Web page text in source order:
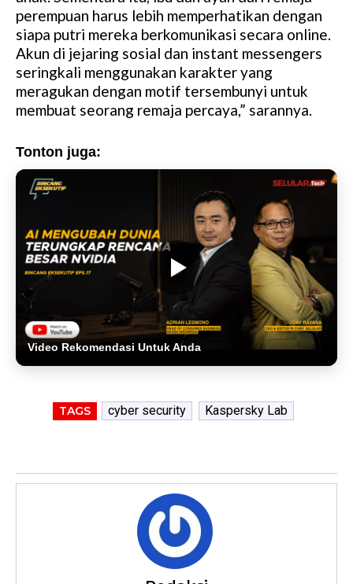
perempuan harus lebih memperhatikan dengan
siapa putri mereka berkomunikasi secara online.
Akun di jejaring sosial dan instant messengers
seringkali menggunakan karakter yang
meragukan dengan motif tersembunyi untuk
membuat seorang remaja percaya,” sarannya.
Tonton juga:
Video Rekomendasi Untuk Anda
TAGS cyber security Kaspersky Lab